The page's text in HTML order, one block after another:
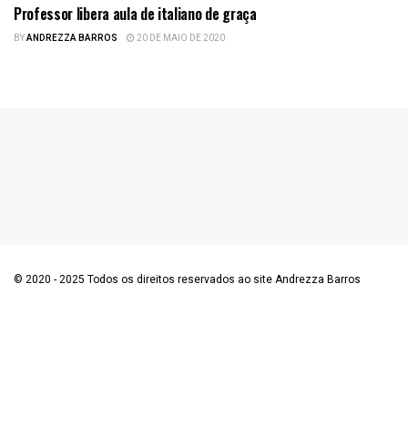
NOTÍCIAS
Professor libera aula de italiano de graça
BYANDREZZA BARROS 20 DE MAIO DE 2020
© 2020 - 2025 Todos os direitos reservados ao site Andrezza Barros